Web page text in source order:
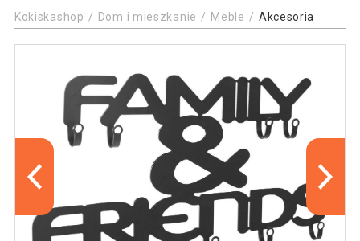
Kokiskashop Dom i mieszkanie Meble Akcesoria